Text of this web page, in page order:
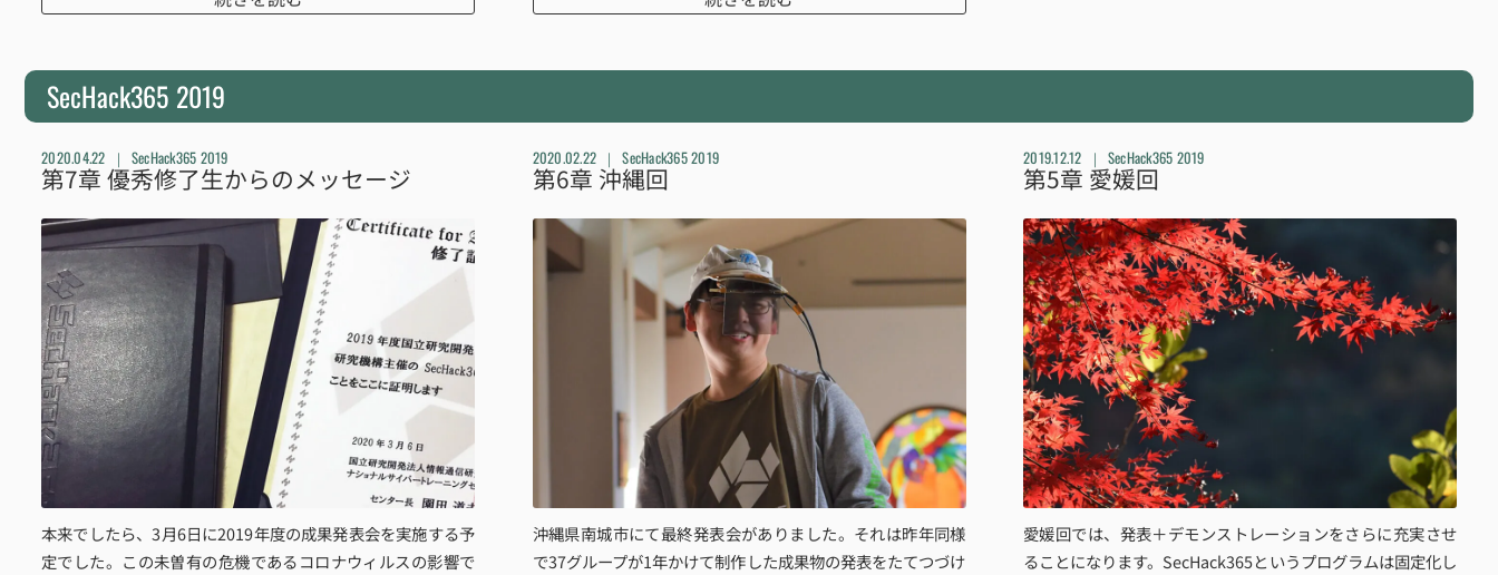
SecHack365 2019
2020.04.22 SecHack365 2019
第7章 優秀修了生からのメッセージ
本来でしたら、3月6日に2019年度の成果発表会を実施する予
定でした。この未曽有の危機であるコロナウィルスの影響で
2020.02.22 SecHack365 2019
第6章 沖縄回
沖縄県南城市にて最終発表会がありました。それは昨年同様
で37グループが1年かけて制作した成果物の発表をたてつづけ
2019.12.12 SecHack365 2019
第5章 愛媛回
愛媛回では、発表＋デモンストレーションをさらに充実させ
ることになります。SecHack365というプログラムは固定化し